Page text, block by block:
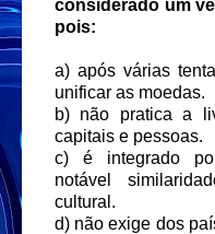
considerado um
pois:
a) após várias
unificar as moedas.
b) não pratica a
capitais e pessoas.
c) é integrado
notável
cultural.
d) não exige dos